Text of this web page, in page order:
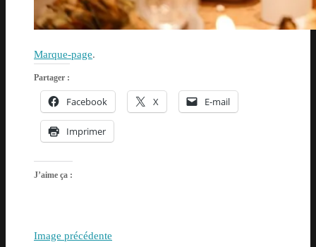
Marque-page.
Partager :
Facebook X E-mail
Imprimer
J’aime ça :
Image précédente